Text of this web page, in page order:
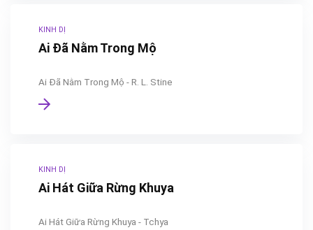
KINH DỊ
Ai Đã Nằm Trong Mộ
Ai Đã Nằm Trong Mộ - R. L. Stine
KINH DỊ
Ai Hát Giữa Rừng Khuya
Ai Hát Giữa Rừng Khuya - Tchya